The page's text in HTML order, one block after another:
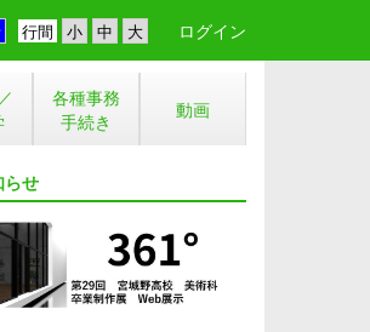
行間 ログイン
各種事務
手続き
動画
らせ